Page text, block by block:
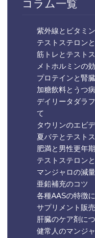
コラム一覧
紫外線とビタミ
テストステロン
筋トレとテスト
メトホルミンの
プロテインと腎
加糖飲料とうつ
デイリータダラ
て
タウリンのエビ
夏バテとテスト
肥満と男性更年
テストステロン
マンジャロの減
亜鉛補充のコツ
各種AASの特徴
サプリメント販
肝臓のケア剤に
健常人のマンジ